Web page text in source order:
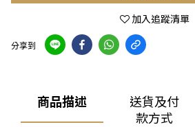
加入追蹤清單
分享到
商品描述
送貨及付
款方式